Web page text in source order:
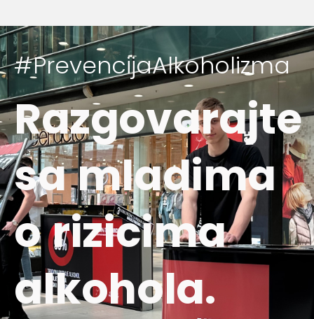
#PrevencijaAlkoholizma
Razgovarajte
sa mladima
o rizicima
alkohola.